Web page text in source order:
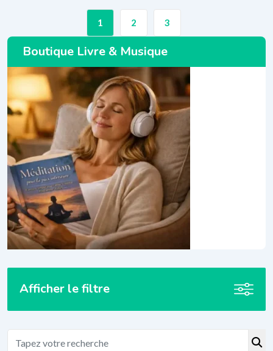
1 2 3
Boutique Livre & Musique
Afficher le filtre